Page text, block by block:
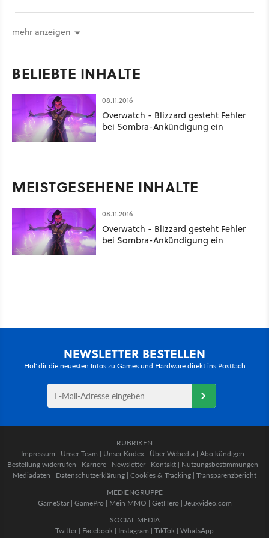
mehr anzeigen
BELIEBTE INHALTE
08.11.2016
Overwatch - Blizzard gesteht Fehler
bei Sombra-Ankündigung ein
MEISTGESEHENE INHALTE
08.11.2016
Overwatch - Blizzard gesteht Fehler
bei Sombra-Ankündigung ein
NEWSLETTER BESTELLEN
Hol' dir die neuesten Infos zu Games und Hardware direkt ins Postfach
RUBRIKEN
Impressum | Unser Team | Unser Kodex | Über Webedia | Abo kündigen |
Bestellung widerrufen | Karriere | Newsletter | Kontakt | Nutzungsbestimmungen |
Mediadaten | Datenschutzerklärung | Cookies & Tracking | Transparenzbericht
MEDIENGRUPPE
GameStar| GamePro | Mein MMO | GetHero | Jeuxvideo.com
SOCIAL MEDIA
Twitter | Facebook | Instagram | TikTok | WhatsApp